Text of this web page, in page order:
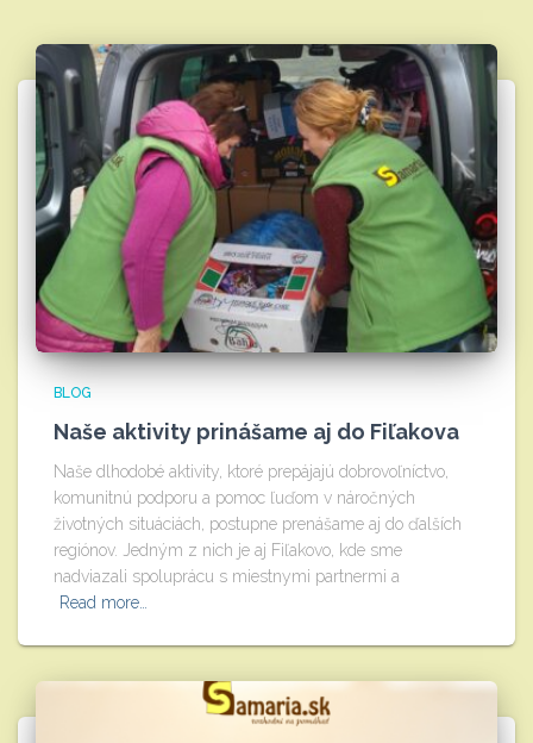
BLOG
Naše aktivity prinášame aj do Fiľakova
Naše dlhodobé aktivity, ktoré prepájajú dobrovoľníctvo,
komunitnú podporu a pomoc ľuďom v náročných
životných situáciách, postupne prenášame aj do ďalších
regiónov. Jedným z nich je aj Fiľakovo, kde sme
nadviazali spoluprácu s miestnymi partnermi a
Read more…